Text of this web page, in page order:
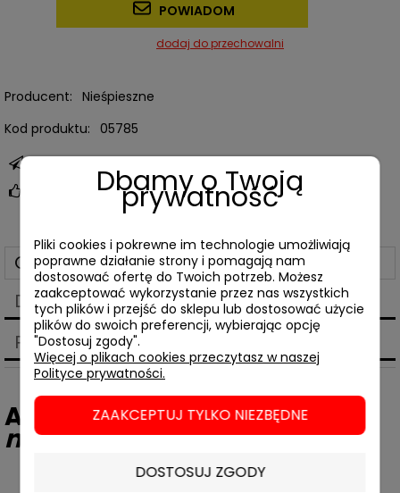
POWIADOM
dodaj do przechowalni
Producent: Nieśpieszne
Kod produktu: 05785
poleć znajomemu
Opis
Dane techniczne
Produkty powiązane
Ańa Komorowska,Jak być
mniej ambitnym
Dbamy o Twoją
prywatność
Pliki cookies i pokrewne im technologie umożliwiają
poprawne działanie strony i pomagają nam
dostosować ofertę do Twoich potrzeb. Możesz
zaakceptować wykorzystanie przez nas wszystkich
tych plików i przejść do sklepu lub dostosować użycie
plików do swoich preferencji, wybierając opcję
"Dostosuj zgody".
Więcej o plikach cookies przeczytasz w naszej
Polityce prywatności.
ZAAKCEPTUJ TYLKO NIEZBĘDNE
DOSTOSUJ ZGODY